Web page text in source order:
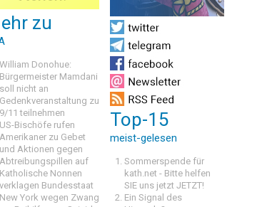
zu
William Donohue:
Bürgermeister Mamdani
soll nicht an
Gedenkveranstaltung zu
9/11 teilnehmen
US-Bischöfe rufen
Amerikaner zu Gebet
und Aktionen gegen
Abtreibungspillen auf
Katholische Nonnen
verklagen Bundesstaat
New York wegen Zwang
Top-15
meist-gelesen
Sommerspende für
kath.net - Bitte helfen
SIE uns jetzt JETZT!
Ein Signal des